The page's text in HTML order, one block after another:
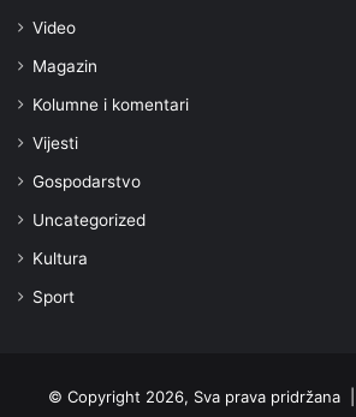
Video
Magazin
Kolumne i komentari
Vijesti
Gospodarstvo
Uncategorized
Kultura
Sport
© Copyright 2026, Sva prava pridržana |